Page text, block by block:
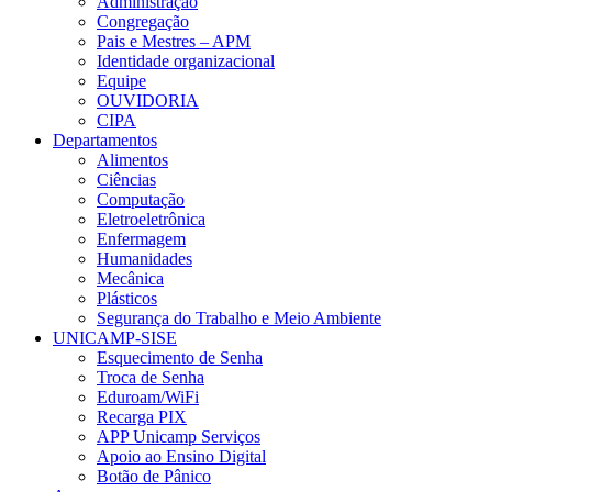
Congregação
Pais e Mestres – APM
Identidade organizacional
Equipe
OUVIDORIA
CIPA
Departamentos
Alimentos
Ciências
Computação
Eletroeletrônica
Enfermagem
Humanidades
Mecânica
Plásticos
Segurança do Trabalho e Meio Ambiente
UNICAMP-SISE
Esquecimento de Senha
Troca de Senha
Eduroam/WiFi
Recarga PIX
APP Unicamp Serviços
Apoio ao Ensino Digital
Botão de Pânico